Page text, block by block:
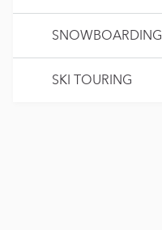
SNOWBOARDING
SKI TOURING